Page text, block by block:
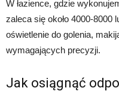
W łazience, gdzie
zaleca się około 4000-8000
oświetlenie do golenia,
wymagających precyzji.
Jak osiągnąć